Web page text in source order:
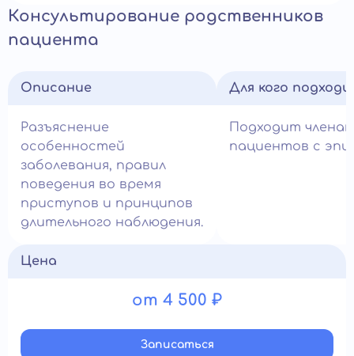
Консультирование родственников
пациента
Описание
Разъяснение
особенностей
заболевания, правил
поведения во время
приступов и принципов
длительного наблюдения.
Для кого
Подходит
пациентов с
Цена
от 4 500 ₽
Записатьcя